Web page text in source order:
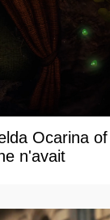
Ocarina of
n'avait